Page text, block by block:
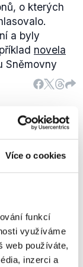
Více o cookies
funkcí
využíváme
web používáte,
inzerci a
o kterých
a byly
novela
Sněmovny
předložili
a KSČM
k
návrh
napříč
dopravní
kluby,
řízení
nebo do
s